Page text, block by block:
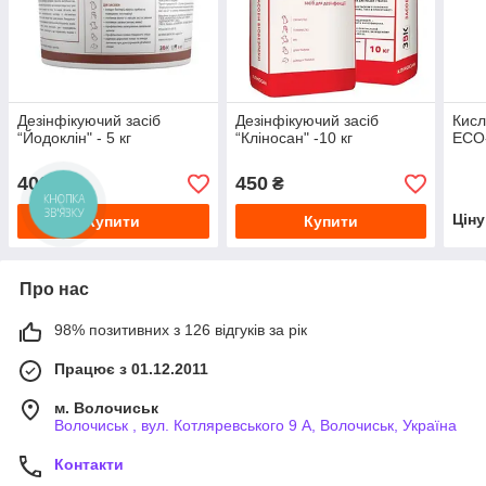
Дезінфікуючий засіб
“Йодоклін" - 5 кг
400
Купити
Дезінфікуючий засіб
“Кліносан" -10 кг
450₴
Купити
Про нас
98% позитивних з 126 відгуків за рік
Працює з 01.12.2011
м. Волочиськ
Волочиськ , вул. Котляревського 9 А, Волочиськ, Україна
Контакти
КНОПКА
ЗВ'ЯЗКУ